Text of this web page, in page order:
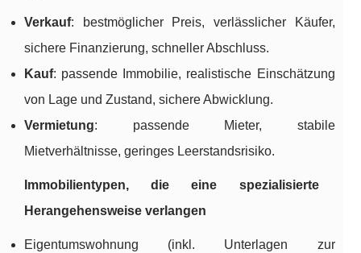
Verkauf: bestmöglicher Preis, verlässlicher Käufer,
sichere Finanzierung, schneller Abschluss.
Kauf: passende Immobilie, realistische Einschätzung
von Lage und Zustand, sichere Abwicklung.
Vermietung: passende Mieter, stabile
Mietverhältnisse, geringes Leerstandsrisiko.
Immobilientypen, die eine spezialisierte
Herangehensweise verlangen
Eigentumswohnung (inkl. Unterlagen zur